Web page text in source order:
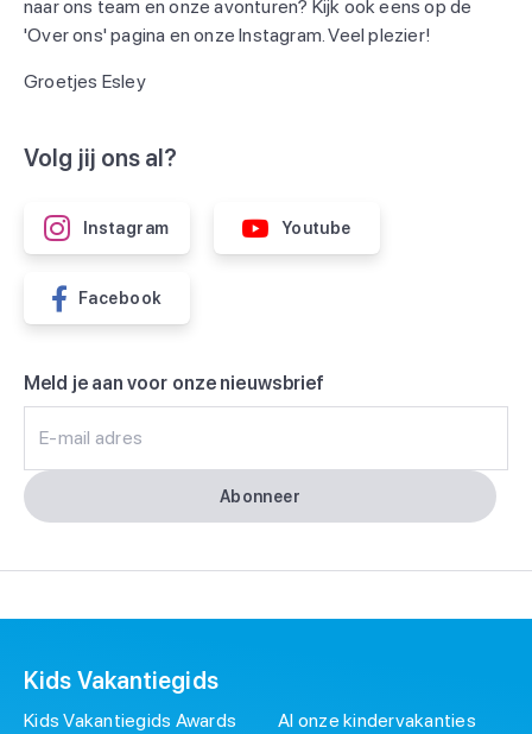
naar ons team en onze avonturen? Kijk ook eens op de
'Over ons' pagina en onze Instagram. Veel plezier!
Groetjes Esley
Volg jij ons al?
Instagram Youtube
Facebook
Meld je aan voor onze nieuwsbrief
E-mail adres
Abonneer
Kids Vakantiegids
Kids Vakantiegids Awards
Al onze kindervakanties